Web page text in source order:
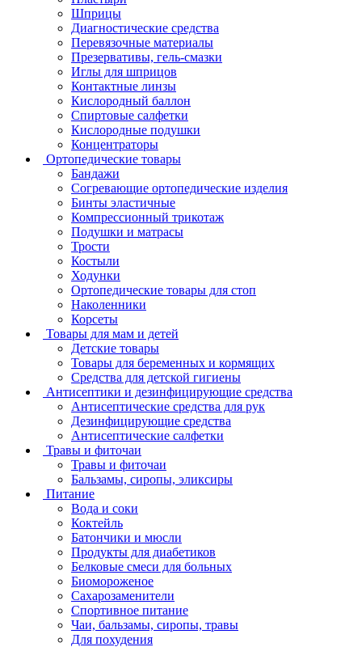
Шприцы
Диагностические средства
Перевязочные материалы
Презервативы, гель-смазки
Иглы для шприцов
Контактные линзы
Кислородный баллон
Спиртовые салфетки
Кислородные подушки
Концентраторы
Ортопедические товары
Бандажи
Согревающие ортопедические изделия
Бинты эластичные
Компрессионный трикотаж
Подушки и матрасы
Трости
Костыли
Ходунки
Ортопедические товары для стоп
Наколенники
Корсеты
Товары для мам и детей
Детские товары
Товары для беременных и кормящих
Средства для детской гигиены
Антисептики и дезинфицирующие средства
Антисептические средства для рук
Дезинфицирующие средства
Антисептические салфетки
Травы и фиточаи
Травы и фиточаи
Бальзамы, сиропы, эликсиры
Питание
Вода и соки
Коктейль
Батончики и мюсли
Продукты для диабетиков
Белковые смеси для больных
Биомороженое
Сахарозаменители
Спортивное питание
Чаи, бальзамы, сиропы, травы
Для похудения